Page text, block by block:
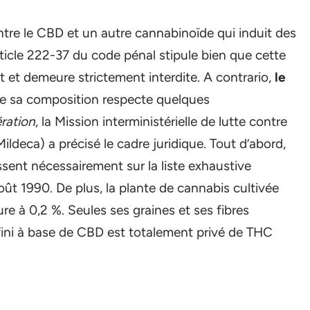
le CBD et un autre cannabinoïde qui induit des
222-37 du code pénal stipule bien que cette
demeure strictement interdite. A contrario, le
sa composition respecte quelques
, la Mission interministérielle de lutte contre
a précisé le cadre juridique. Tout d’abord,
nécessairement sur la liste exhaustive
1990. De plus, la plante de cannabis cultivée
à 0,2 %. Seules ses graines et ses fibres
à base de CBD est totalement privé de THC